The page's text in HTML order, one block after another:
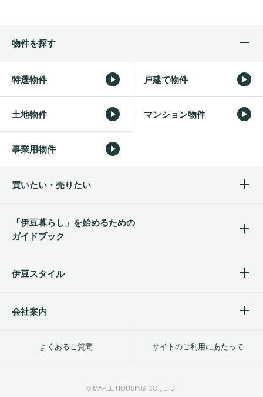
物件を探す
特選物件 戸建て物件
土地物件 マンション物件
事業用物件
買いたい・売りたい
「伊豆暮らし」を始めるための
ガイドブック
伊豆スタイル
会社案内
よくあるご質問 サイトのご利用にあたって
© MAPLE HOUSING CO., LTD.